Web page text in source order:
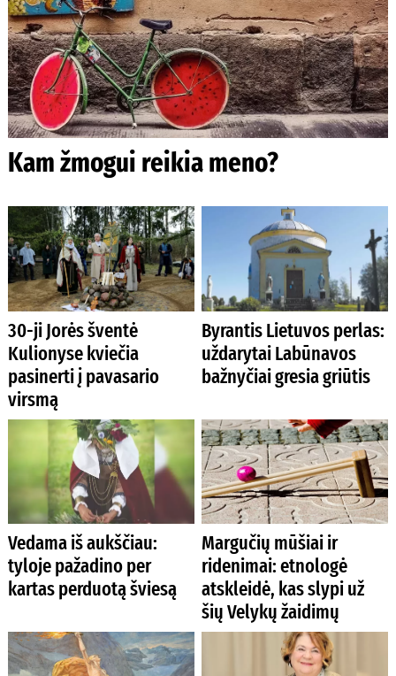
Kam žmogui reikia meno?
30-ji Jorės šventė
Kulionyse kviečia
pasinerti į pavasario
virsmą
Byrantis Lietuvos perlas:
uždarytai Labūnavos
bažnyčiai gresia griūtis
Vedama iš aukščiau:
tyloje pažadino per
kartas perduotą šviesą
Margučių mūšiai ir
ridenimai: etnologė
atskleidė, kas slypi už
šių Velykų žaidimų